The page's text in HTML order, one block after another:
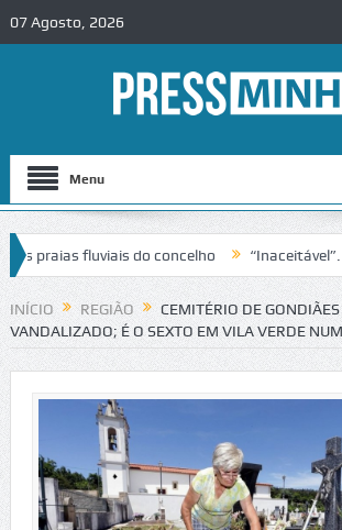
07 Agosto, 2026
Menu
fluviais do concelho “Inaceitável”.
de trânsito no IC2 em Alcobaça Igreja do
INÍCIO REGIÃO
CEMITÉRIO DE
VANDALIZADO; É O SEXTO EM VILA VERDE